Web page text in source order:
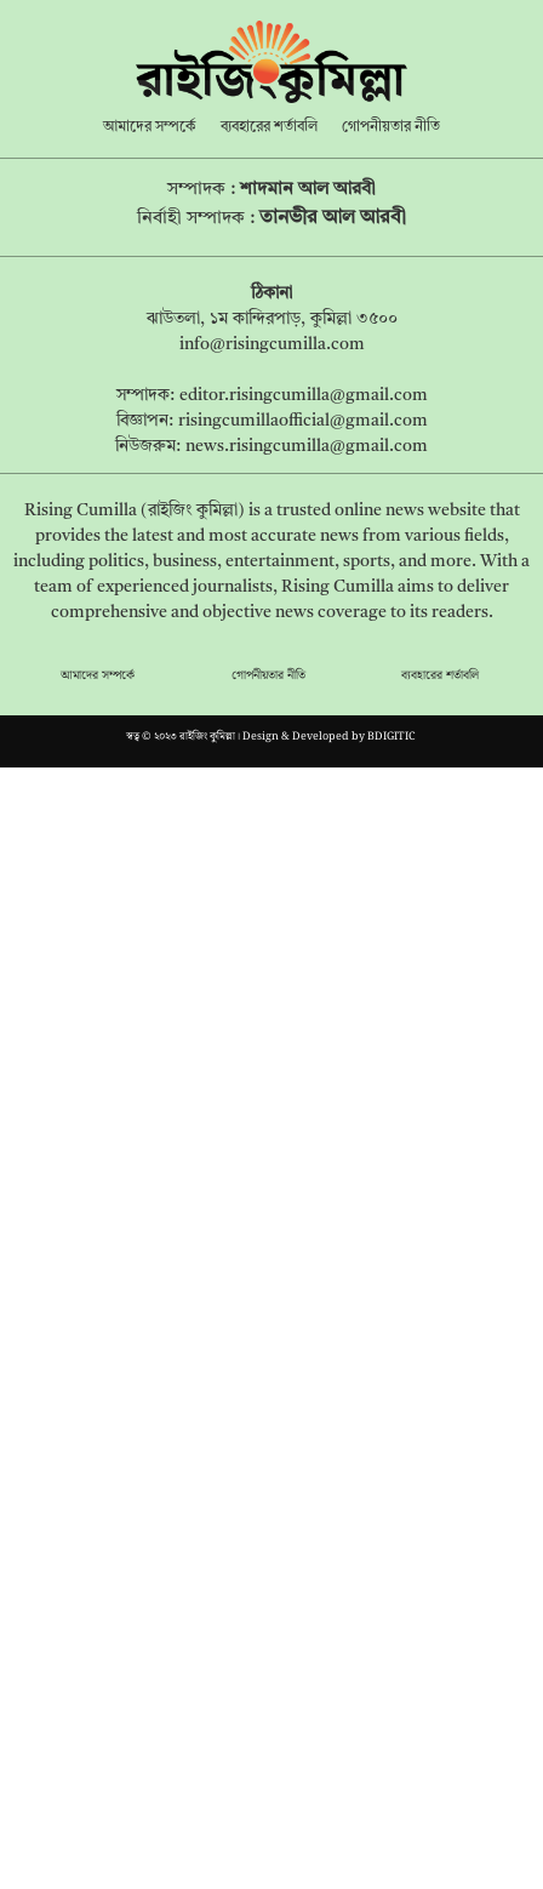
আমাদের সম্পর্কে ব্যবহারের শর্তাবলি গোপনীয়তার নীতি
সম্পাদক :শাদমান আল আরবী
নির্বাহী সম্পাদক : তানভীর আল আরবী
ঠিকানা
ঝাউতলা, ১ম কান্দিরপাড়, কুমিল্লা ৩৫০০
info@risingcumilla.com
সম্পাদক: editor.risingcumilla@gmail.com
বিজ্ঞাপন: risingcumillaofficial@gmail.com
নিউজরুম: news.risingcumilla@gmail.com
Rising Cumilla (রাইজিং কুমিল্লা) is a trusted online news website that
provides the latest and most accurate news from various fields,
including politics, business, entertainment, sports, and more. With a
team of experienced journalists, Rising Cumilla aims to deliver
comprehensive and objective news coverage to its readers.
আমাদের সম্পর্কে গোপনীয়তার নীতি ব্যবহারের শর্তাবলি
স্বত্ব © ২০২৩ রাইজিং কুমিল্লা। Design & Developed byBDIGITIC